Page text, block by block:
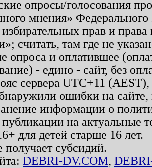
опросы/голосования
мнения»
избирательных прав и
считать, там где не
опроса и оплатившее
- едино - сайт, без
сервера UTC+11
ошибки на
информации о
на актуальные
для детей старше 16 лет.
субсидий.
DEBRI-DV.COM,